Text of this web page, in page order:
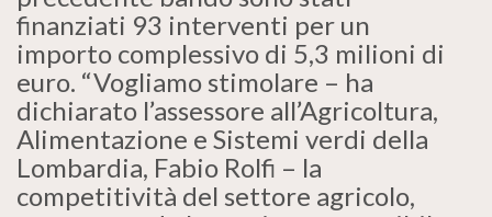
finanziati 93 interventi per un
importo complessivo di 5,3 milioni di
euro. “Vogliamo stimolare – ha
dichiarato l’assessore all’Agricoltura,
Alimentazione e Sistemi verdi della
Lombardia, Fabio Rolfi – la
competitività del settore agricolo,